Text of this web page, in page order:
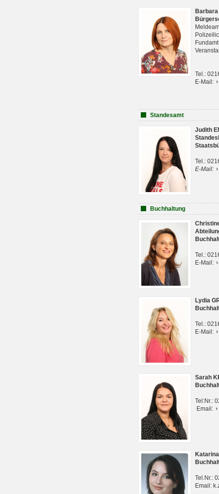
Tel.:
E-Mail:
Standesamt
Judith
Tel.:
E-Mail:
Buchhaltung
Tel.:
E-Mail:
Lydia
Tel.:
E-Mail:
Sarah
Tel:Nr.:
Email:
Tel.Nr.:
Email: